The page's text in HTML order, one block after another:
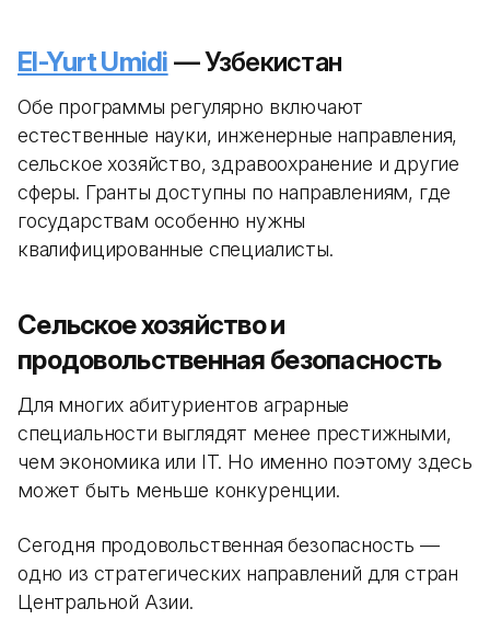
El-Yurt Umidi — Узбекистан
Обе программы регулярно включают
естественные науки, инженерные направления,
сельское хозяйство, здравоохранение и другие
сферы. Гранты доступны по направлениям, где
государствам особенно нужны
квалифицированные специалисты.
Сельское хозяйство и
продовольственная безопасность
Для многих абитуриентов аграрные
специальности выглядят менее престижными,
чем экономика или IT. Но именно поэтому здесь
может быть меньше конкуренции.
Сегодня продовольственная безопасность —
одно из стратегических направлений для стран
Центральной Азии.